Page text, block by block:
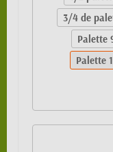
3/4 de
Palette
Palette